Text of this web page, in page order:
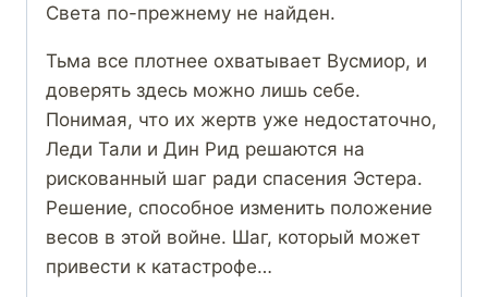
Света по-прежнему не найден.
Тьма все плотнее охватывает Вусмиор, и
доверять здесь можно лишь себе.
Понимая, что их жертв уже недостаточно,
Леди Тали и Дин Рид решаются на
рискованный шаг ради спасения Эстера.
Решение, способное изменить положение
весов в этой войне. Шаг, который может
привести к катастрофе…